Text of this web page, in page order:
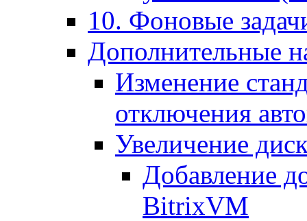
10. Фоновые
Дополнительные
Изменение
отключения
Увеличение
Добавление
BitrixVM